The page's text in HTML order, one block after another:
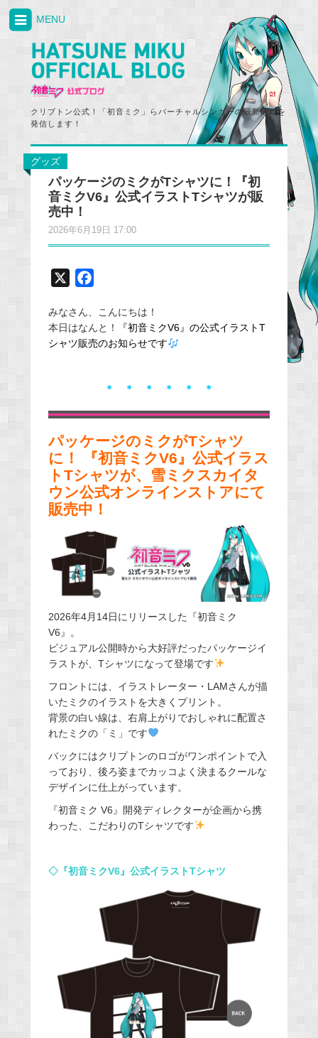
クリプトン公式！「初音ミク」らバーチャルシンガーの最新情報を
発信します！
MENU
グッズ
パッケージのミクがTシャツに！『初
音ミクV6』公式イラストTシャツが販
売中！
2026年6月19日 17:00
c
e
b
みなさん、こんにちは！
本日はなんと！
『初音ミクV6』の公式イラストT
シャツ販売のお知らせです
＊ ＊ ＊ ＊ ＊ ＊
パッケージのミクがTシャツ
に！ 『初音ミクV6』公式イラス
トTシャツが、雪ミクスカイタ
ウン公式オンラインストアにて
販売中！
2026年4月14日にリリースした『初音ミク
V6』。
ビジュアル公開時から大好評だったパッケージイ
ラストが、Tシャツになって登場です
フロントには、イラストレーター・LAMさんが描
いたミクのイラストを大きくプリント。
背景の白い線は、右肩上がりでおしゃれに配置さ
れたミクの「ミ」です
バックにはクリプトンのロゴがワンポイントで入
っており、後ろ姿までカッコよく決まるクールな
デザインに仕上がっています。
『初音ミク V6』開発ディレクターが企画から携
わった、こだわりのTシャツです
◇『初音ミクV6』公式イラストTシャツ